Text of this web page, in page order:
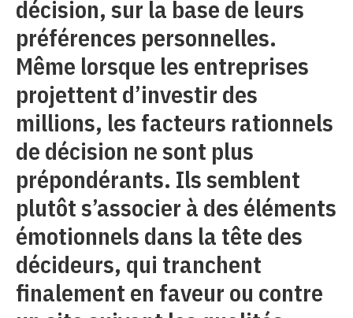
décision, sur la base de leurs
préférences personnelles.
Même lorsque les entreprises
projettent d’investir des
millions, les facteurs rationnels
de décision ne sont plus
prépondérants. Ils semblent
plutôt s’associer à des éléments
émotionnels dans la tête des
décideurs, qui tranchent
finalement en faveur ou contre